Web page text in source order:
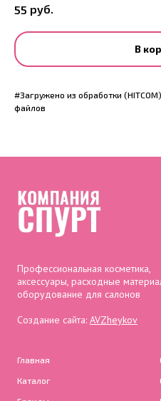
55 руб.
В
#Загружено из обработки
файлов
Профессиональная косметика,
аксессуары, расходные
оборудование для салонов
Создание сайта: AVZheykov
Главная
Каталог